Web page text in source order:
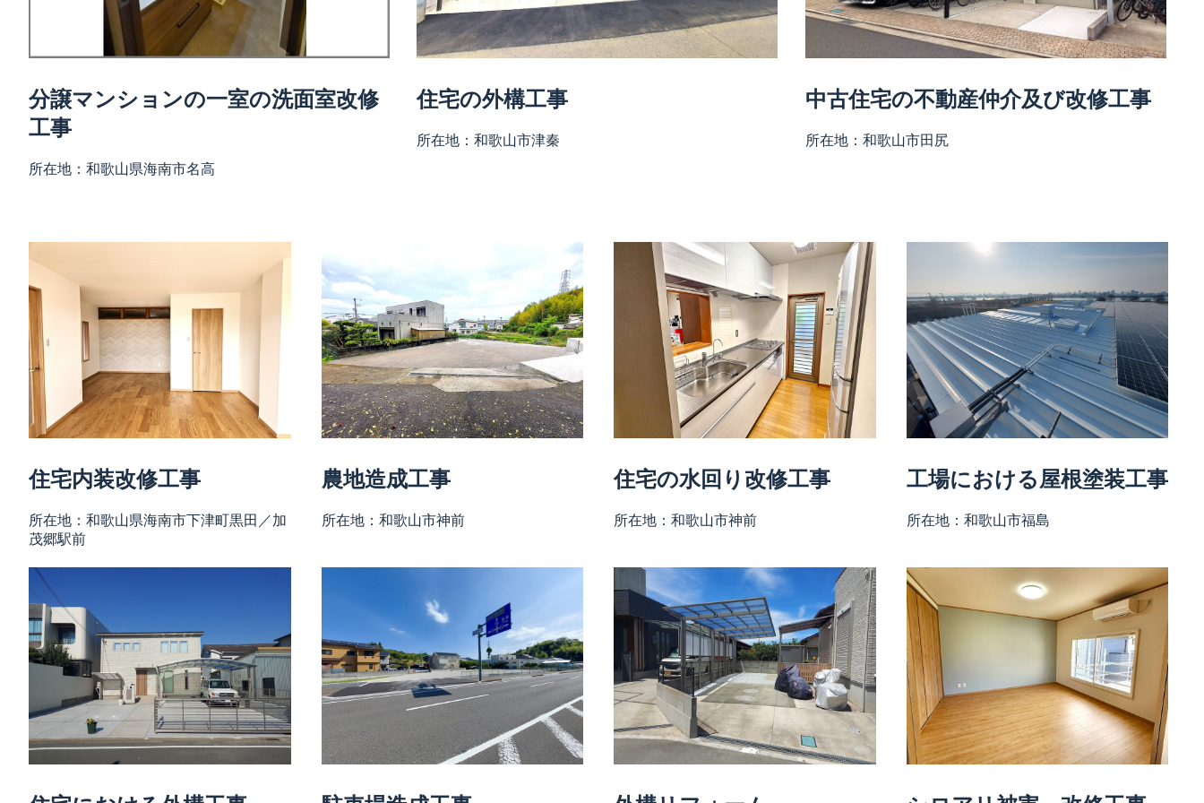
分譲マンションの一室の洗面室改修
工事
所在地： 和歌山県海南市名高
住宅の外構工事
所在地：和歌山市津秦
中古住宅の不動産仲介及び改修工事
所在地： 和歌山市田尻
住宅内装改修工事
所在地：和歌山県海南市下津町黒田／加
茂郷駅前
農地造成工事
所在地：和歌山市神前
住宅の水回り改修工事
所在地：和歌山市神前
工場における屋根塗装工事
所在地：和歌山市福島